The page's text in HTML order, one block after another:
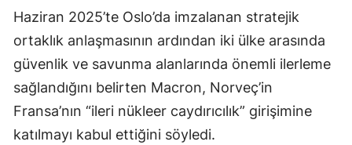
Kırklareli
Kırşehir
Kocaeli
Konya
Kütahya
Haziran 2025’te Oslo’da imzalanan stratejik
ortaklık anlaşmasının ardından iki ülke arasında
güvenlik ve savunma alanlarında önemli ilerleme
sağlandığını belirten Macron, Norveç’in
Fransa’nın “ileri nükleer caydırıcılık” girişimine
katılmayı kabul ettiğini söyledi.